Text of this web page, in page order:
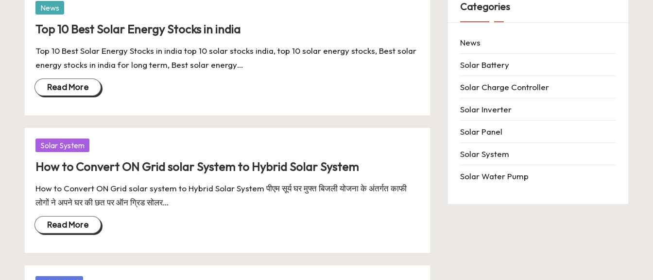
Posted
News
Top 10 Best Solar Energy Stocks in india
Top 10 Best Solar Energy Stocks in india top 10 solar stocks india, top 10 solar energy stocks, Best solar
energy stocks in india for long term, Best solar energy…
Read More
Posted
Solar System
How to Convert ON Grid solar System to Hybrid Solar System
How to Convert ON Grid solar system to Hybrid Solar System पीएम सूर्य घर मुफ्त बिजली योजना के अंतर्गत काफी
लोगों ने अपने घर की छत पर ऑन ग्रिड सोलर…
Read More
Categories
News
Solar Battery
Solar Charge Controller
Solar Inverter
Solar Panel
Solar System
Solar Water Pump